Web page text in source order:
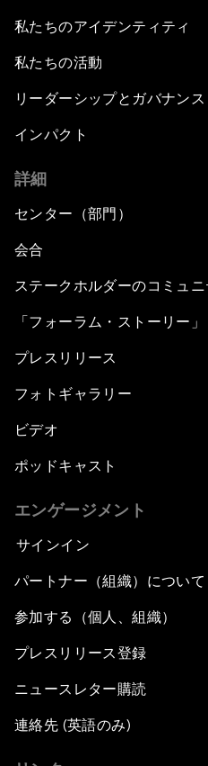
私たちのアイデンティティ
私たちの活動
リーダーシップとガバナンス
インパクト
詳細
センター（部門）
会合
ステークホルダーのコミュニ
「フォーラム・ストーリー」
プレスリリース
フォトギャラリー
ビデオ
ポッドキャスト
エンゲージメント
サインイン
パートナー（組織）について
参加する（個人、組織）
プレスリリース登録
ニュースレター購読
連絡先 (英語のみ)